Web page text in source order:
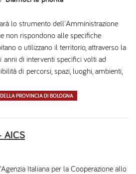
lo strumento dell'Amministrazione
non rispondono alle specifiche
o utilizzano il territorio, attraverso la
anni di interventi specifici volti ad
di percorsi, spazi, luoghi, ambienti,
PROVINCIA DI BOLOGNA
AICS
Italiana per la Cooperazione allo